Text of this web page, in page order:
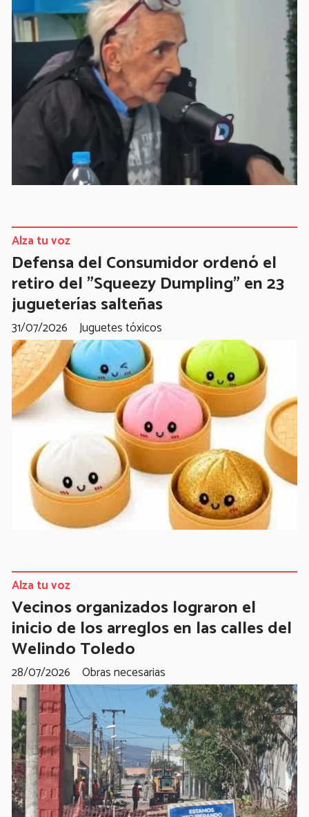
Defensa del Consumidor ordenó el
retiro del "Squeezy Dumpling" en 23
jugueterías salteñas
Juguetes tóxicos
Alza tu voz
31/07/2026
Vecinos organizados lograron el
inicio de los arreglos en las calles del
Welindo Toledo
Obras necesarias
Alza tu voz
28/07/2026